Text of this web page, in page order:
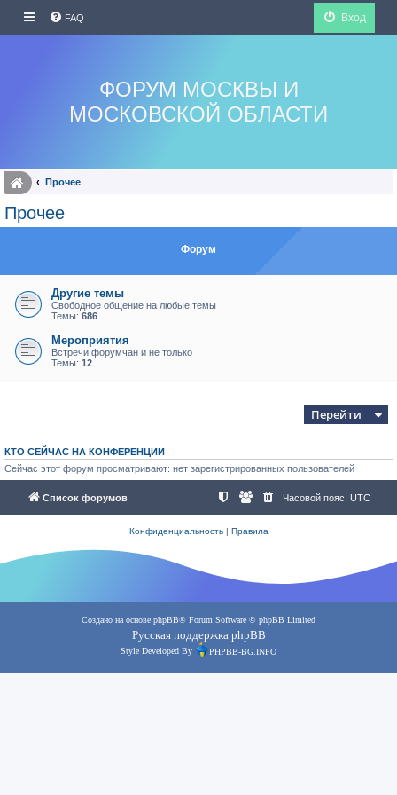
FAQ Вход
ФОРУМ МОСКВЫ И
МОСКОВСКОЙ ОБЛАСТИ
Прочее
Прочее
Форум
Другие темы
Свободное общение на любые темы
Темы: 686
Мероприятия
Встречи форумчан и не только
Темы: 12
Перейти
КТО СЕЙЧАС НА КОНФЕРЕНЦИИ
Сейчас этот форум просматривают: нет зарегистрированных пользователей
Список форумов Часовой пояс: UTC
Конфиденциальность| Правила
Создано на основе phpBB® Forum Software © phpBB Limited
Русская поддержка phpBB
Style Developed By PHPBB-BG.INFO